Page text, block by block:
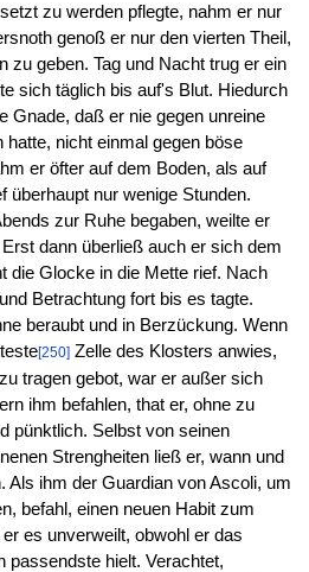
zu werden pflegte, nahm er nur
genoß er nur den vierten Theil,
zu geben. Tag und Nacht trug er ein
sich täglich bis auf's Blut. Hiedurch
Gnade, daß er nie gegen unreine
nicht einmal gegen böse
er öfter auf dem Boden, als auf
überhaupt nur wenige Stunden.
zur Ruhe begaben, weilte er
dann überließ auch er sich dem
die Glocke in die Mette rief. Nach
Betrachtung fort bis es tagte.
beraubt und in Berzückung. Wenn
[250]Zelle des Klosters anwies,
tragen gebot, war er außer sich
ihm befahlen, that er, ohne zu
pünktlich. Selbst von seinen
Strengheiten ließ er, wann und
Als ihm der Guardian von Ascoli, um
befahl, einen neuen Habit zum
es unverweilt, obwohl er das
passendste hielt. Verachtet,